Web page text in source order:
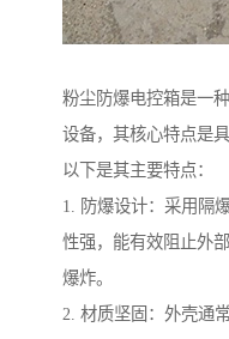
粉尘防爆电控箱是一
设备，其核心特点是
以下是其主要特点：
1. 防爆设计：采用隔
性强，能有效阻止外
爆炸。
2. 材质坚固：外壳通